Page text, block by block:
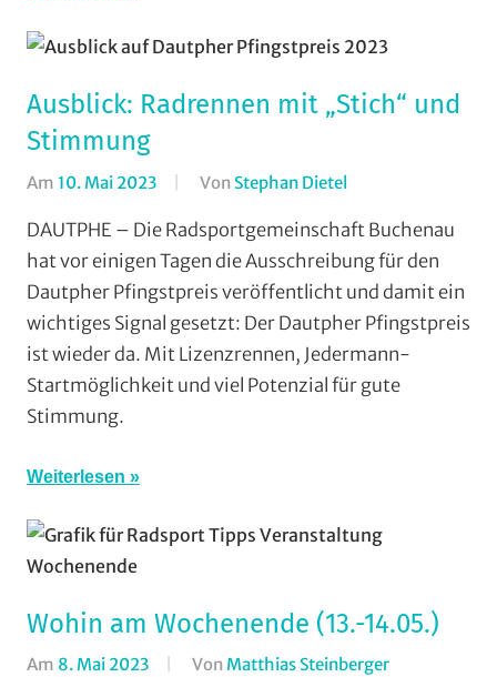
Ausblick: Radrennen mit „Stich“ und
Stimmung
Am 10. Mai 2023 Von Stephan Dietel
RSG
Buchenau,
Rundstrecke,
Strasse,
Vereine
DAUTPHE – Die Radsportgemeinschaft Buchenau
hat vor einigen Tagen die Ausschreibung für den
Dautpher Pfingstpreis veröffentlicht und damit ein
wichtiges Signal gesetzt: Der Dautpher Pfingstpreis
ist wieder da. Mit Lizenzrennen, Jedermann-
Startmöglichkeit und viel Potenzial für gute
Stimmung.
Weiterlesen
Wohin am Wochenende (13.-14.05.)
Am 8. Mai 2023 Von Matthias Steinberger